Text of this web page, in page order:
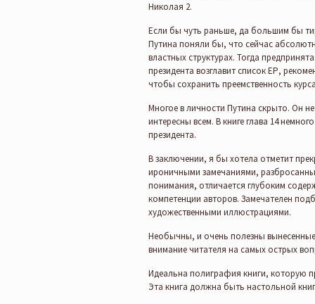
Николая 2.
Если бы чуть раньше, да большим бы
Путина поняли бы, что сейчас
властных структурах. Тогда
президента возглавит список ЕР,
чтобы сохранить преемственность
Многое в личности Путина скрыто. Он
интересны всем. В книге глава 14
президента.
В заключении, я бы хотела отметит
ироничными замечаниями,
понимания, отличается глубоким
компетенции авторов. Замечателен
художественными иллюстрациями.
Необычны, и очень полезны
внимание читателя на самых острых
Идеальна полиграфия книги, которую
Эта книга должна быть настольной